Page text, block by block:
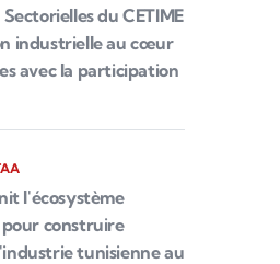
du CETIME
industrielle au cœur
avec la participation
l'écosystème
construire
tunisienne au